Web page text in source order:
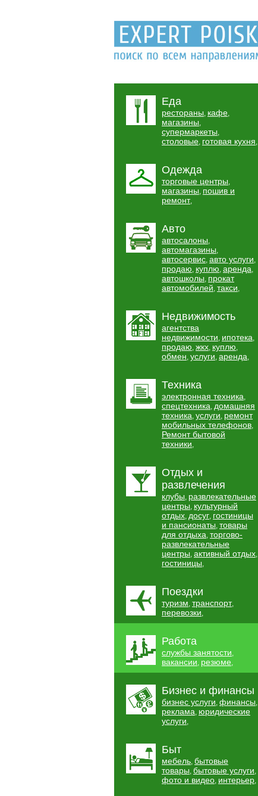
Еда
рестораны, кафе,
магазины,
супермаркеты,
столовые, готовая кухня,
Одежда
торговые центры,
магазины, пошив и
ремонт,
Авто
автосалоны,
автомагазины,
автосервис, авто услуги,
продаю, куплю, аренда,
автошколы, прокат
автомобилей, такси,
Недвижимость
агентства
недвижимости, ипотека,
продаю, жкх, куплю,
обмен, услуги, аренда,
Техника
электронная техника,
спецтехника, домашняя
техника, услуги, ремонт
мобильных телефонов,
Ремонт бытовой
техники,
Отдых и
развлечения
клубы, развлекательные
центры, культурный
отдых, досуг, гостиницы
и пансионаты, товары
для отдыха, торгово-
развлекательные
центры, активный отдых,
гостиницы,
Поездки
туризм, транспорт,
перевозки,
Работа
службы занятости,
вакансии, резюме,
Бизнес и финансы
бизнес услуги, финансы,
реклама, юридические
услуги,
Быт
мебель, бытовые
товары, бытовые услуги,
фото и видео, интерьер,